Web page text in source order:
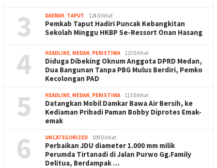
3 DAERAH, TAPUT 124 Dilihat
Pemkab Taput Hadiri Puncak Kebangkitan
Sekolah Minggu HKBP Se-Ressort Onan Hasang
4 HEADLINE, MEDAN, PERISTIWA 123 Dilihat
Diduga Dibeking Oknum Anggota DPRD Medan,
Dua Bangunan Tanpa PBG Mulus Berdiri, Pemko
Kecolongan PAD
5 HEADLINE, MEDAN, PERISTIWA 113 Dilihat
Datangkan Mobil Damkar Bawa Air Bersih, ke
Kediaman Pribadi Paman Bobby Diprotes Emak-
emak
6 UNCATEGORIZED 109 Dilihat
Perbaikan JDU diameter 1.000 mm milik
Perumda Tirtanadi di Jalan Purwo Gg.Family
Delitua, Berdampak …